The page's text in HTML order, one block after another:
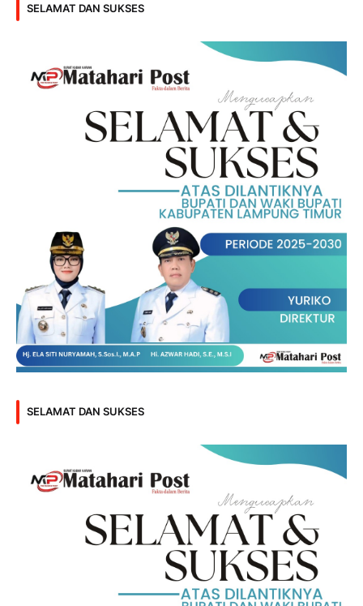
SELAMAT DAN SUKSES
SELAMAT DAN SUKSES